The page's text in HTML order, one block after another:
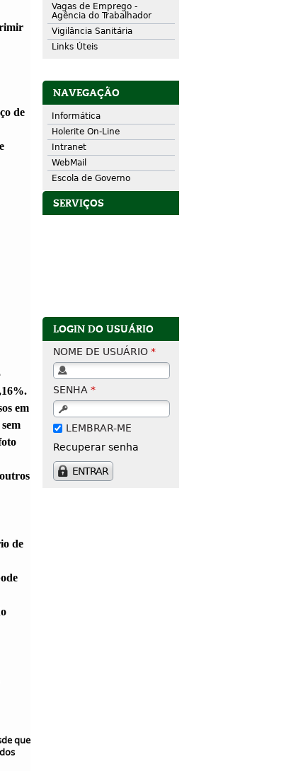
de
em
de
que
Vagas de Emprego -
Agência do Trabalhador
Vigilância Sanitária
Links Úteis
NAVEGAÇÃO
Informática
Holerite On-Line
Intranet
WebMail
Escola de Governo
SERVIÇOS
LOGIN DO USUÁRIO
NOME DE USUÁRIO *
SENHA *
LEMBRAR-ME
Recuperar senha